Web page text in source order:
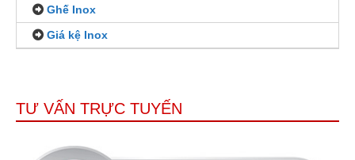
Ghế Inox
Giá kệ Inox
TƯ VẤN TRỰC TUYẾN